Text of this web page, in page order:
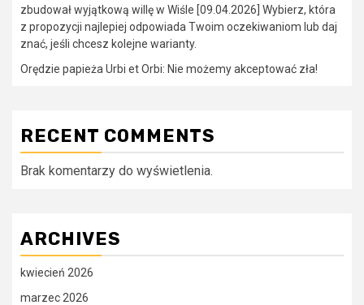
zbudował wyjątkową willę w Wiśle [09.04.2026] Wybierz, która
z propozycji najlepiej odpowiada Twoim oczekiwaniom lub daj
znać, jeśli chcesz kolejne warianty.
Orędzie papieża Urbi et Orbi: Nie możemy akceptować zła!
RECENT COMMENTS
Brak komentarzy do wyświetlenia.
ARCHIVES
kwiecień 2026
marzec 2026